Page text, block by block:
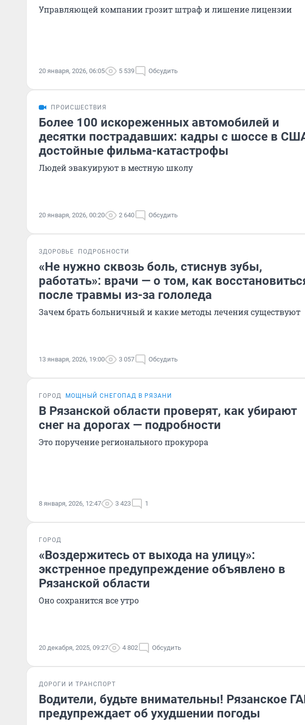
Управляющей компании грозит штраф и лишение лицензии
20 января, 2026, 06:05 5 539 Обсудить
ПРОИСШЕСТВИЯ
Более 100 искореженных автомобилей и
десятки пострадавших: кадры с шоссе в
достойные фильма-катастрофы
Людей эвакуируют в местную школу
20 января, 2026, 00:20 2 640 Обсудить
ЗДОРОВЬЕ ПОДРОБНОСТИ
«Не нужно сквозь боль, стиснув зубы,
работать»: врачи — о том, как
после травмы из-за гололеда
Зачем брать больничный и какие методы лечения существуют
13 января, 2026, 19:00 3 057 Обсудить
ГОРОД МОЩНЫЙ СНЕГОПАД В РЯЗАНИ
В Рязанской области проверят, как убирают
снег на дорогах — подробности
Это поручение регионального прокурора
8 января, 2026, 12:47 3 423 1
ГОРОД
«Воздержитесь от выхода на улицу»:
экстренное предупреждение объявлено в
Рязанской области
Оно сохранится все утро
20 декабря, 2025, 09:27 4 802 Обсудить
ДОРОГИ И ТРАНСПОРТ
Водители, будьте внимательны! Рязанское
предупреждает об ухудшении погоды